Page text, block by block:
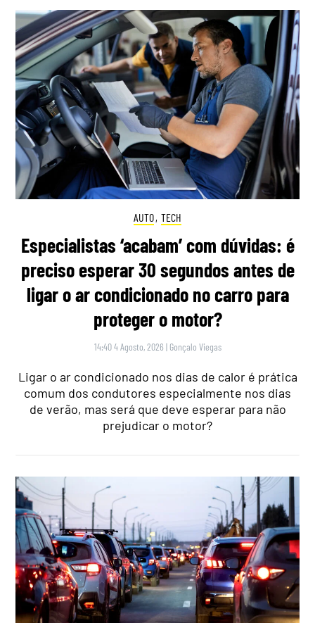
AUTO, TECH
Especialistas ‘acabam’ com dúvidas: é
preciso esperar 30 segundos antes de
ligar o ar condicionado no carro para
proteger o motor?
14:40 4 Agosto, 2026 | Gonçalo Viegas
Ligar o ar condicionado nos dias de calor é prática
comum dos condutores especialmente nos dias
de verão, mas será que deve esperar para não
prejudicar o motor?